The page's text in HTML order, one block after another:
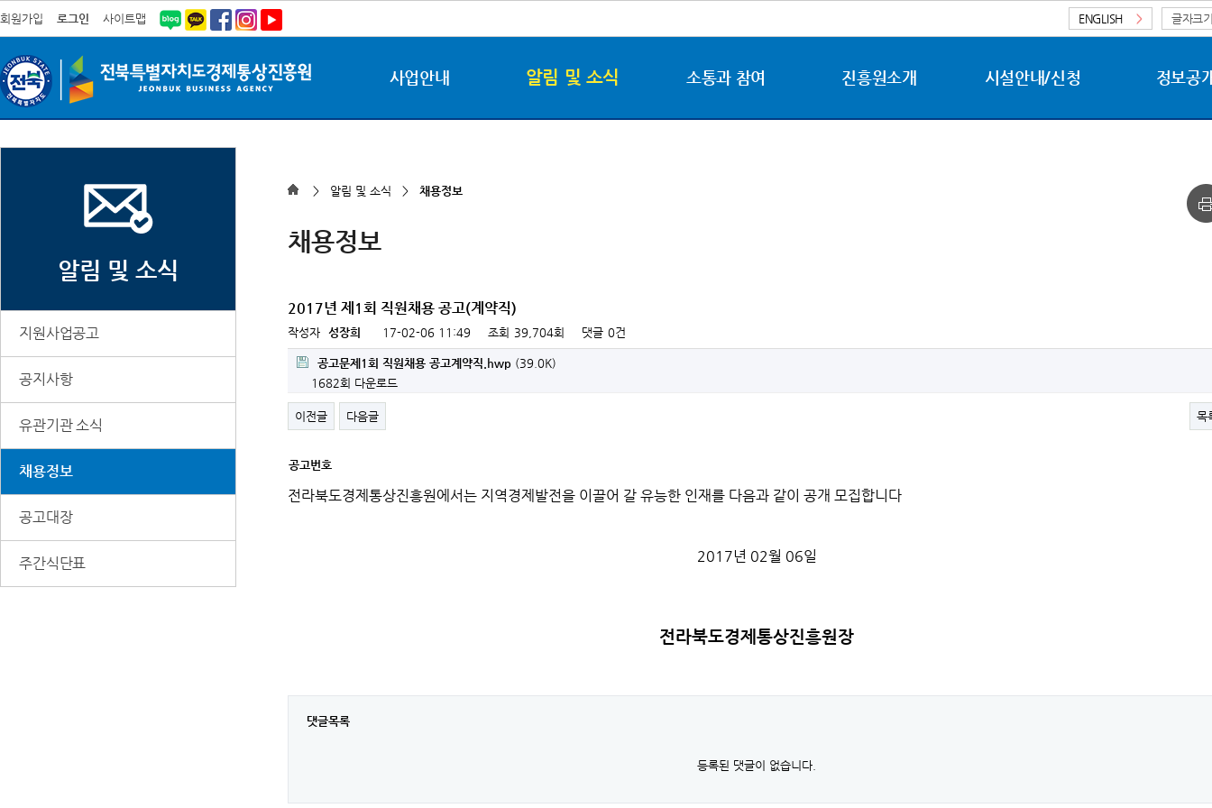
회원가입 로그인 사이트맵 ENGLISH > 글자크
사업안내 알림 및 소식 소통과 참여 진흥원소개 시설안내/신청 정보공
알림 및 소식
지원사업공고
공지사항
유관기관 소식
채용정보
공고대장
주간식단표
> 알림 및 소식 > 채용정보
채용정보
2017년 제1회 직원채용 공고(계약직)
작성자 성장희 17-02-06 11:49 조회 39,704회 댓글 0건
공고문제1회 직원채용 공고계약직.hwp (39.0K)
1682회 다운로드
이전글 다음글 목
세
정
공고번호
전라북도경제통상진흥원에서는 지역경제발전을 이끌어 갈 유능한 인재를 다음과 같이 공개 모집합니다
2017년 02월 06일
전라북도경제통상진흥원장
댓글목록
등록된 댓글이 없습니다.